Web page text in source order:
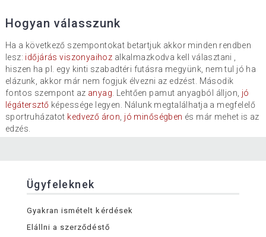
Hogyan válasszunk
Ha a következő szempontokat betartjuk akkor minden rendben
lesz: időjárás viszonyaihoz alkalmazkodva kell választani ,
hiszen ha pl. egy kinti szabadtéri futásra megyünk, nem tul jó ha
elázunk, akkor már nem fogjuk élvezni az edzést. Második
fontos szempont az anyag . Lehtően pamut anyagból álljon, jó
légátersztő képessége legyen. Nálunk megtalálhatja a megfelelő
sportruházatot kedvező áron jó minőségben és már mehet is az
edzés.
Ügyfeleknek
Gyakran ismételt kérdések
Elállni a szerződéstő